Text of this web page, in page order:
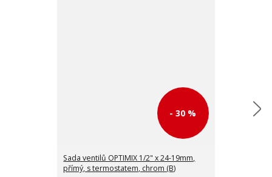
- 30 %
Sada ventilů OPTIMIX 1/2" x 24-19mm,
přímý, s termostatem, chrom (B)